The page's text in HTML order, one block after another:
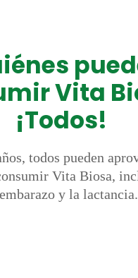
Vita
¡Todos!
todos pueden
Vita Biosa,
y la lactancia.